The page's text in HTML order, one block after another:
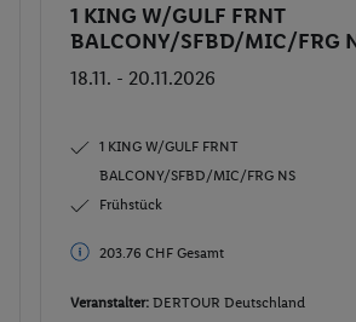
Buchen
1 KING W/GULF FRNT
BALCONY/SFBD/MIC/FRG
18.11. - 20.11.2026
1 KING W/GULF FRNT
BALCONY/SFBD/MIC/FRG NS
Frühstück
203.76 CHF Gesamt
Veranstalter: DERTOUR Deutschland